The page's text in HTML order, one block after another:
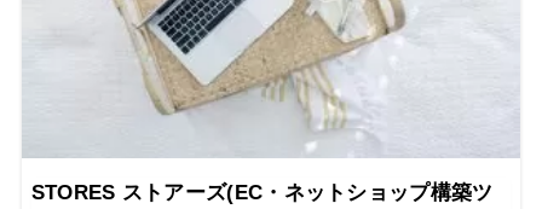
STORES ストアーズ(EC・ネットショップ構築ツ